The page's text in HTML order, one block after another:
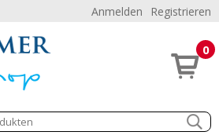
Anmelden Registrieren
0